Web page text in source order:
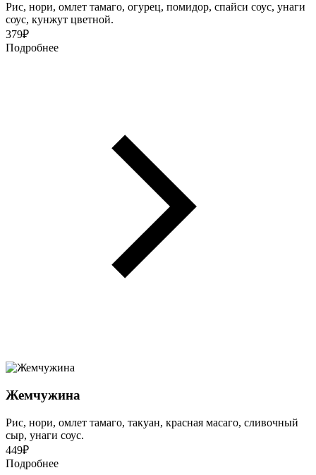
Рис, нори, омлет тамаго, огурец, помидор, спайси соус, унаги
соус, кунжут цветной.
379₽
Подробнее
Жемчужина
Рис, нори, омлет тамаго, такуан, красная масаго, сливочный
сыр, унаги соус.
449₽
Подробнее